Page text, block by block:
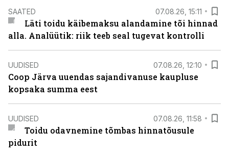
SAATED 07.08.26, 15:11
Läti toidu käibemaksu alandamine tõi hinnad
alla. Analüütik: riik teeb seal tugevat kontrolli
UUDISED 07.08.26, 12:10
Coop Järva uuendas sajandivanuse kaupluse
kopsaka summa eest
UUDISED 07.08.26, 11:58
Toidu odavnemine tõmbas hinnatõusule
pidurit